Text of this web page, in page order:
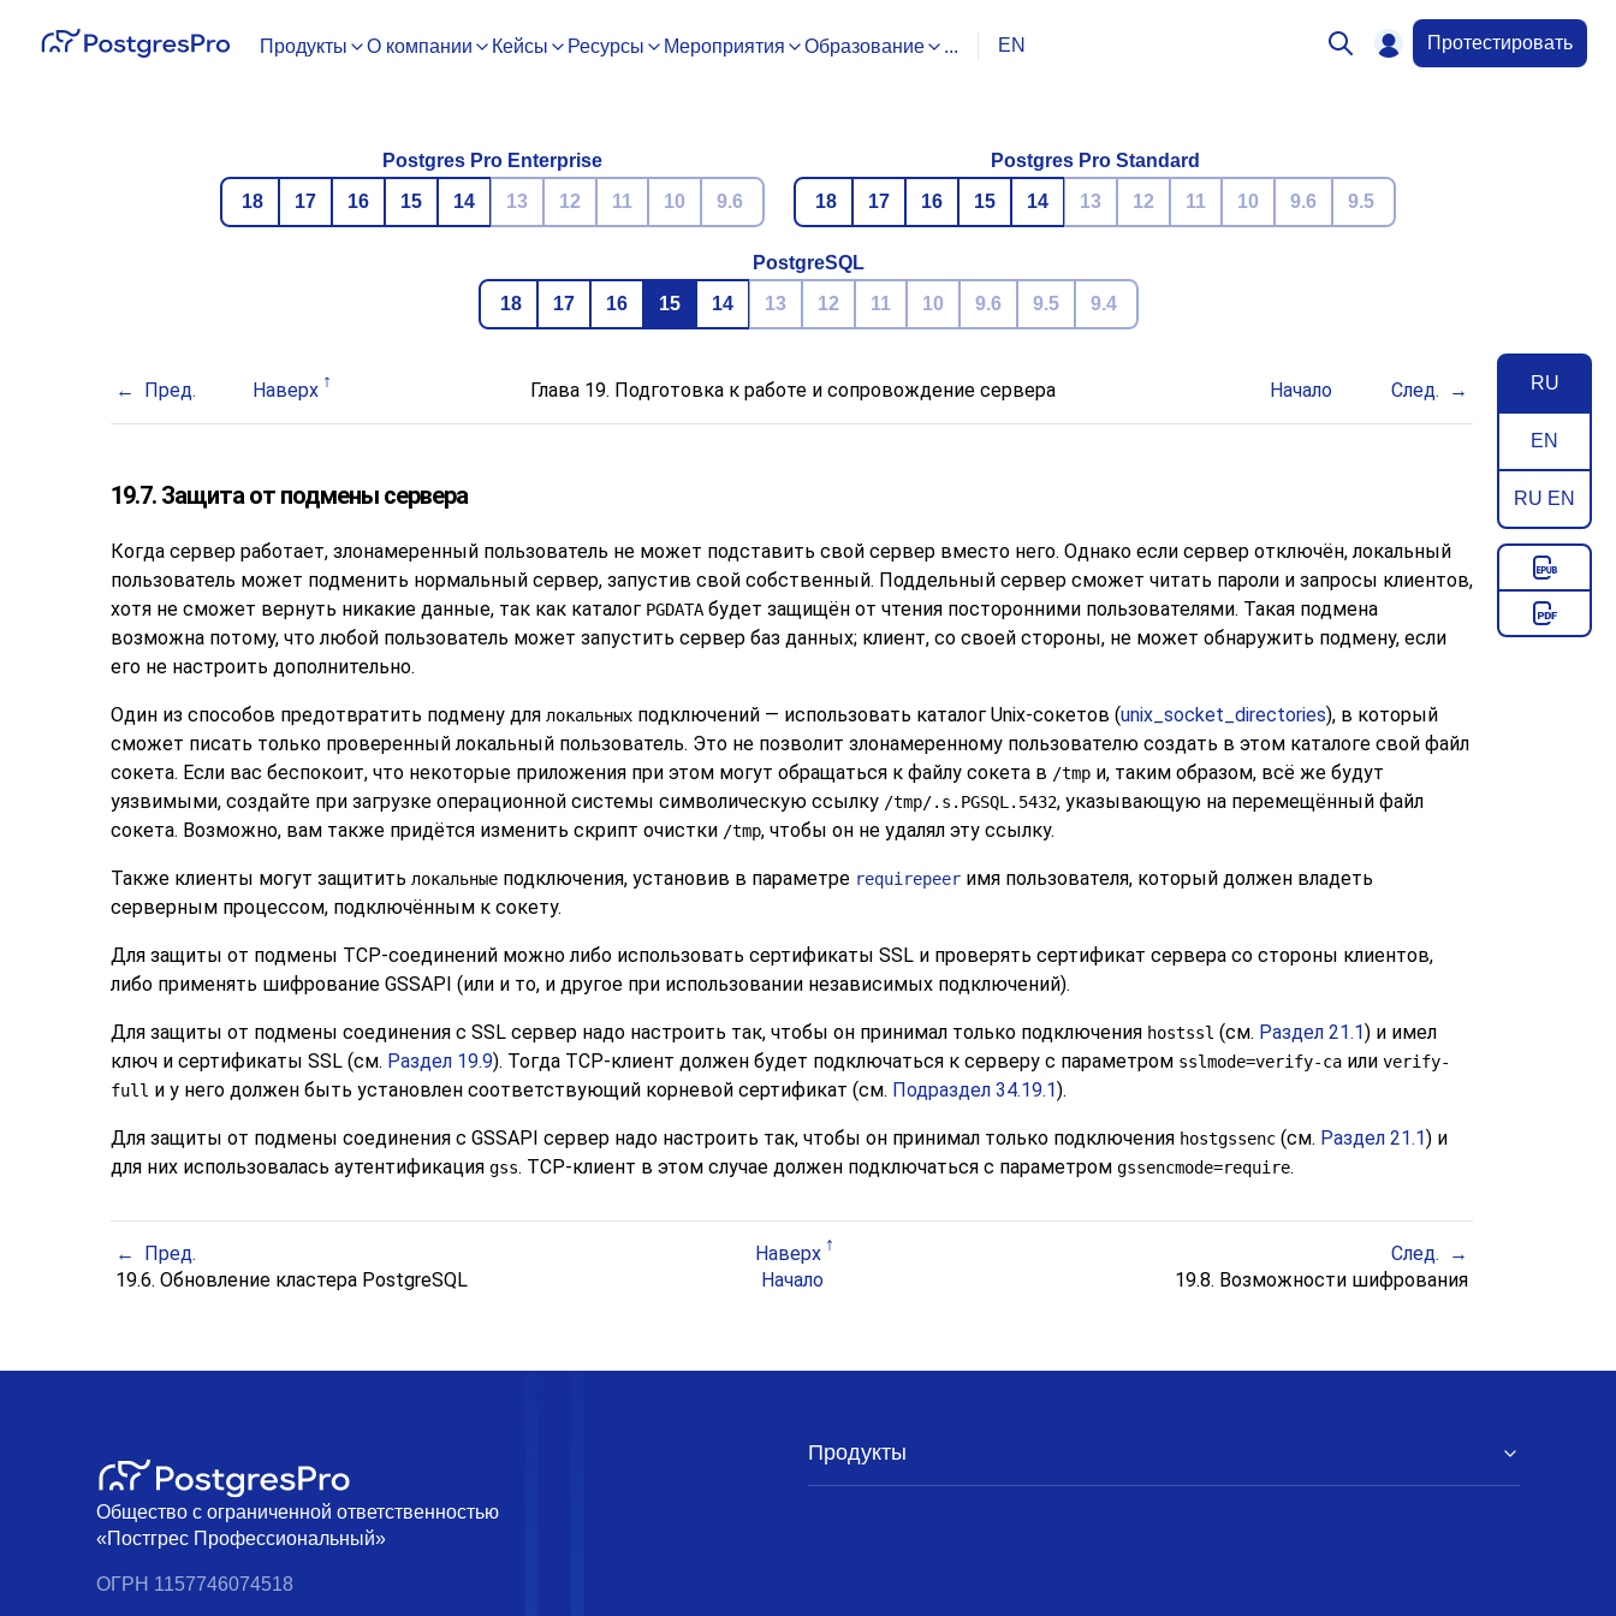
Продукты О компании Кейсы Ресурсы Мероприятия Образование ... EN Протестировать
Postgres Pro Enterprise
18
17 16 15 14 13 12 11 10 9.6
Postgres Pro Standard
18
17 16 15 14 13 12 11 10 9.6 9.5
PostgreSQL
18
17 16 15 14 13 12 11 10 9.6 9.5 9.4
RU
EN
RU EN
Пред. Наверх Глава 19. Подготовка к работе и сопровождение сервера Начало След.
19.7. Защита от подмены сервера
Когда сервер работает, злонамеренный пользователь не может подставить свой сервер вместо него. Однако если сервер отключён, локальный
пользователь может подменить нормальный сервер, запустив свой собственный. Поддельный сервер сможет читать пароли и запросы клиентов,
хотя не сможет вернуть никакие данные, так как каталог PGDATA будет защищён от чтения посторонними пользователями. Такая подмена
возможна потому, что любой пользователь может запустить сервер баз данных; клиент, со своей стороны, не может обнаружить подмену, если
его не настроить дополнительно.
Один из способов предотвратить подмену для локальных подключений — использовать каталог Unix-сокетов (unix_socket_directories), в который
сможет писать только проверенный локальный пользователь. Это не позволит злонамеренному пользователю создать в этом каталоге свой файл
сокета. Если вас беспокоит, что некоторые приложения при этом могут обращаться к файлу сокета в /tmp и, таким образом, всё же будут
уязвимыми, создайте при загрузке операционной системы символическую ссылку /tmp/.s.PGSQL.5432, указывающую на перемещённый файл
сокета. Возможно, вам также придётся изменить скрипт очистки /tmp, чтобы он не удалял эту ссылку.
Также клиенты могут защитить локальные подключения, установив в параметре requirepeer имя пользователя, который должен владеть
серверным процессом, подключённым к сокету.
Для защиты от подмены TCP-соединений можно либо использовать сертификаты SSL и проверять сертификат сервера со стороны клиентов,
либо применять шифрование GSSAPI (или и то, и другое при использовании независимых подключений).
Для защиты от подмены соединения с SSL сервер надо настроить так, чтобы он принимал только подключения hostssl (см. Раздел 21.1) и имел
ключ и сертификаты SSL (см. Раздел 19.9). Тогда TCP-клиент должен будет подключаться к серверу с параметром sslmode=verify-ca или verify-
full и у него должен быть установлен соответствующий корневой сертификат (см. Подраздел 34.19.1).
Для защиты от подмены соединения с GSSAPI сервер надо настроить так, чтобы он принимал только подключения hostgssenc (см. Раздел 21.1) и
для них использовалась аутентификация gss. TCP-клиент в этом случае должен подключаться с параметром gssencmode=require.
Пред. Наверх
След.
19.6. Обновление кластера PostgreSQL Начало 19.8. Возможности шифрования
Общество с ограниченной ответственностью
«Постгрес Профессиональный»
ОГРН 1157746074518
Продукты